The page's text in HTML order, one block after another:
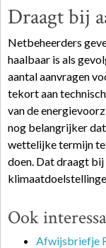
Draagt bij
Netbeheerders
haalbaar is als
aantal aanvragen
tekort aan
van de
nog belangrijker
wettelijke termijn te
doen. Dat draagt bij
Ook
Afwijsbriefje